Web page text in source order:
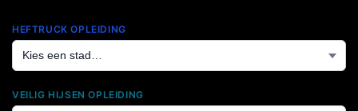
HEFTRUCK OPLEIDING
VEILIG HIJSEN OPLEIDING